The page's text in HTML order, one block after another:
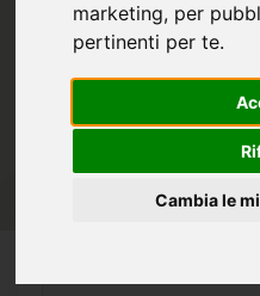
marketing, per
pertinenti per te.
Cambia le